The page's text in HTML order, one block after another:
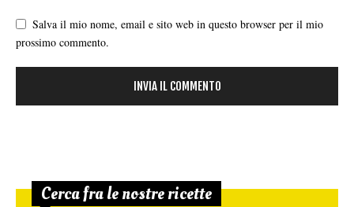
Salva il mio nome, email e sito web in questo browser per il mio
prossimo commento.
Cerca fra le nostre ricette